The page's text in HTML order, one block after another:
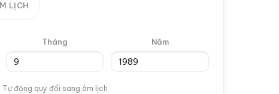
LỊCH
Tháng Năm
Tự động quy đổi sang âm lịch